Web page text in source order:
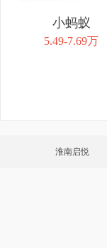
小蚂蚁
5.49-7.69万
淮南启悦